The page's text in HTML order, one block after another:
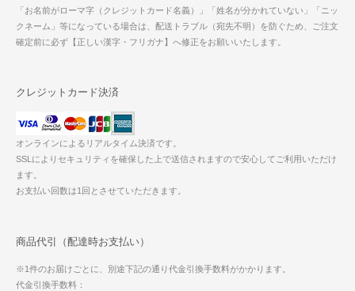
「お名前がローマ字（クレジットカード名義）」「姓名が分かれていない」「ニッ
クネーム」等になっている場合は、配送トラブル（宛先不明）を防ぐため、ご注文
確定前に必ず【正しい漢字・フリガナ】へ修正をお願いいたします。
クレジットカード決済
オンラインによるリアルタイム決済です。
SSLによりセキュリティを確保した上で送信されますので安心してご利用いただけ
ます。
お支払い回数は1回とさせていただきます。
商品代引（配達時お支払い）
※1件のお届けごとに、別途下記の通り代金引換手数料がかかります。
代金引換手数料：